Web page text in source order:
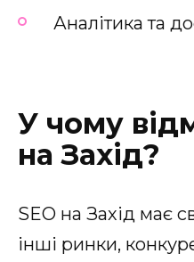
Аналітика та
У чому
на Захід?
SEO на Захід має
інші ринки,